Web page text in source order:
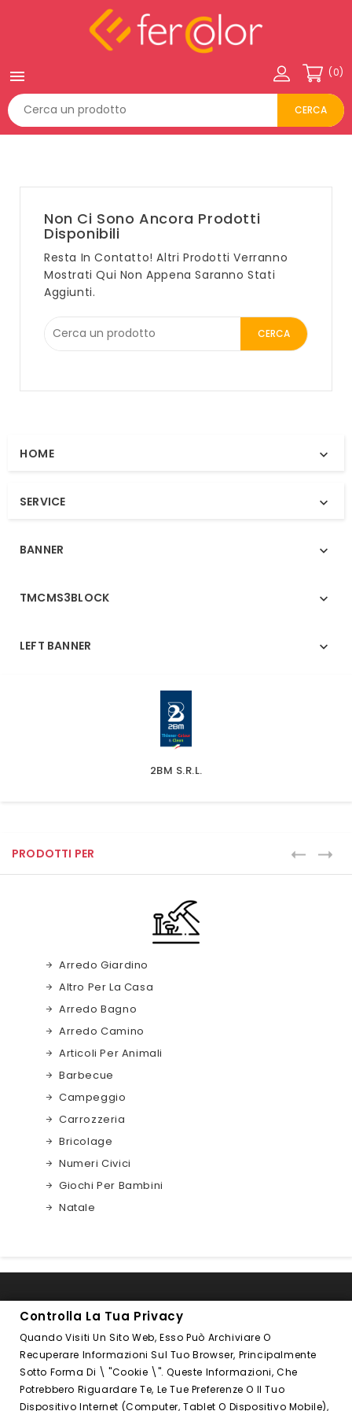
 (0)
CERCA
Non Ci Sono Ancora Prodotti
Disponibili
Resta In Contatto! Altri Prodotti Verranno
Mostrati Qui Non Appena Saranno Stati
Aggiunti.
CERCA
HOME 
SERVICE 
BANNER 
TMCMS3BLOCK 
LEFT BANNER 
2BM S.r.l.
PRODOTTI PER
Arredo Giardino
Altro Per La Casa
Arredo Bagno
Arredo Camino
Articoli Per Animali
Barbecue
Campeggio
Carrozzeria
Bricolage
Numeri Civici
Giochi Per Bambini
Natale
INFORMAZIONI NEGOZIO
FOLLOW US
PRODOTTI
Controlla La Tua Privacy
Quando Visiti Un Sito Web, Esso Può Archiviare O
Recuperare Informazioni Sul Tuo Browser, Principalmente
Sotto Forma Di \ "cookie \". Queste Informazioni, Che
Potrebbero Riguardare Te, Le Tue Preferenze O Il Tuo
Dispositivo Internet (computer, Tablet O Dispositivo Mobile),